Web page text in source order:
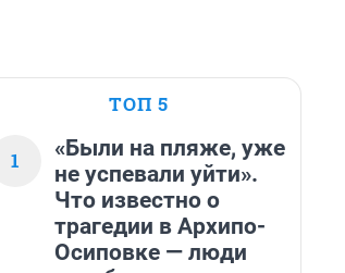
ТОП 5
1
«Были на пляже, уже
не успевали уйти».
Что известно о
трагедии в Архипо-
Осиповке — люди